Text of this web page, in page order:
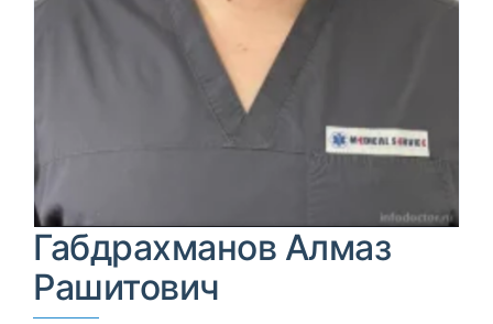
Габдрахманов Алмаз
Рашитович